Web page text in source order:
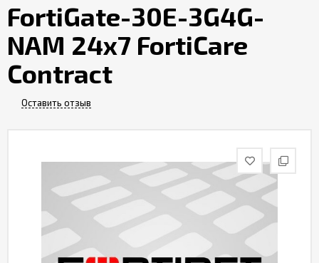
Доставка
и
оплата
Контакты
FortiGate-30E-3G4G-
NAM 24x7 FortiCare
Contract
Оставить отзыв